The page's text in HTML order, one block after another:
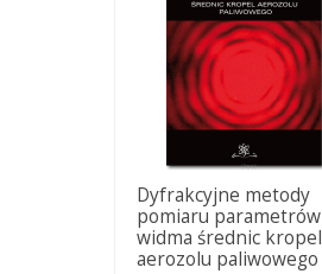
Dyfrakcyjne metody
pomiaru parametrów
widma średnic kropel
aerozolu paliwowego